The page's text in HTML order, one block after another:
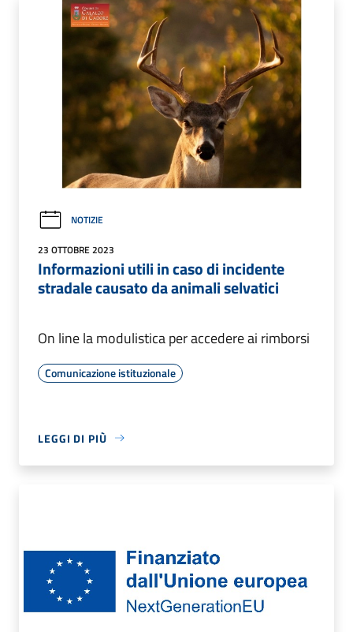
NOTIZIE
23 OTTOBRE 2023
Informazioni utili in caso di incidente
stradale causato da animali selvatici
On line la modulistica per accedere ai rimborsi
Comunicazione istituzionale
LEGGI DI PIÙ